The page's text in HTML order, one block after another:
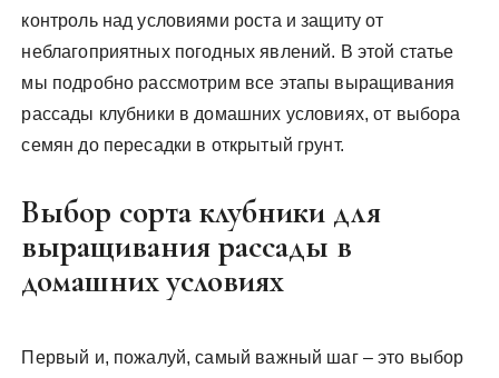
контроль над условиями роста и защиту от
неблагоприятных погодных явлений. В этой статье
мы подробно рассмотрим все этапы выращивания
рассады клубники в домашних условиях, от выбора
семян до пересадки в открытый грунт.
Выбор сорта клубники для
выращивания рассады в
домашних условиях
Первый и, пожалуй, самый важный шаг – это выбор